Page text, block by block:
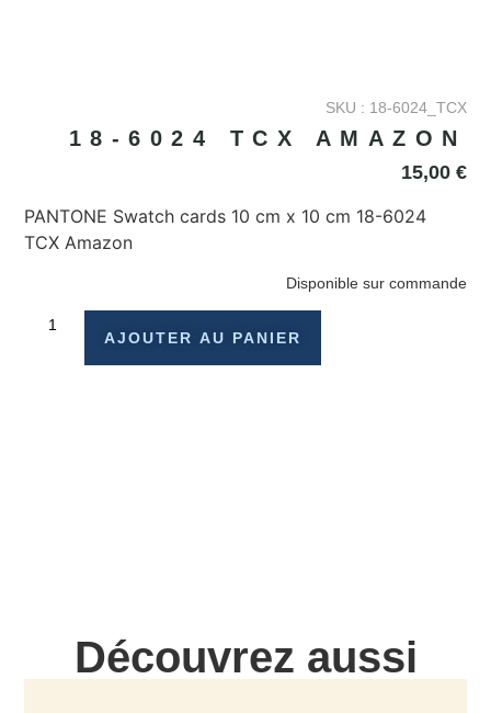
SKU : 18-6024_TCX
18-6024 TCX AMAZON
15,00 €
PANTONE Swatch cards 10 cm x 10 cm 18-6024
TCX Amazon
Disponible sur commande
AJOUTER AU PANIER
Découvrez aussi